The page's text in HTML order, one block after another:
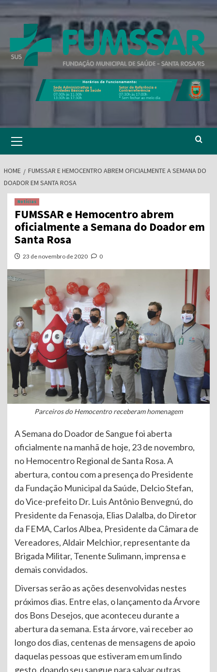
to
Menu
HOME
FUMSSAR E HEMOCENTRO ABREM OFICIALMENTE A SEMANA DO
DOADOR EM SANTA ROSA
Notícias
FUMSSAR e Hemocentro abrem
oficialmente a Semana do Doador em
Santa Rosa
23 de novembro de 2020 0
Parceiros do Hemocentro receberam homenagem
A Semana do Doador de Sangue foi aberta
oficialmente na manhã de hoje, 23 de novembro,
no Hemocentro Regional de Santa Rosa. A
abertura, contou com a presença do Presidente
da Fundação Municipal da Saúde, Delcio Stefan,
do Vice-prefeito Dr. Luis Antônio Benvegnú, do
Presidente da Fenasoja, Elias Dalalba, do Diretor
da FEMA, Carlos Albea, Presidente da Câmara de
Vereadores, Aldair Melchior, representante da
Brigada Militar, Tenente Sulimann, imprensa e
demais convidados.
Diversas serão as ações desenvolvidas nestes
próximos dias. Entre elas, o lançamento da Árvore
dos Bons Desejos, que aconteceu durante a
abertura da semana. Esta árvore, vai receber ao
longo dos dias, centenas de mensagens de apoio
daquelas pessoas que estiveram em um lindo
gesto, doando seu sangue para salvar outras